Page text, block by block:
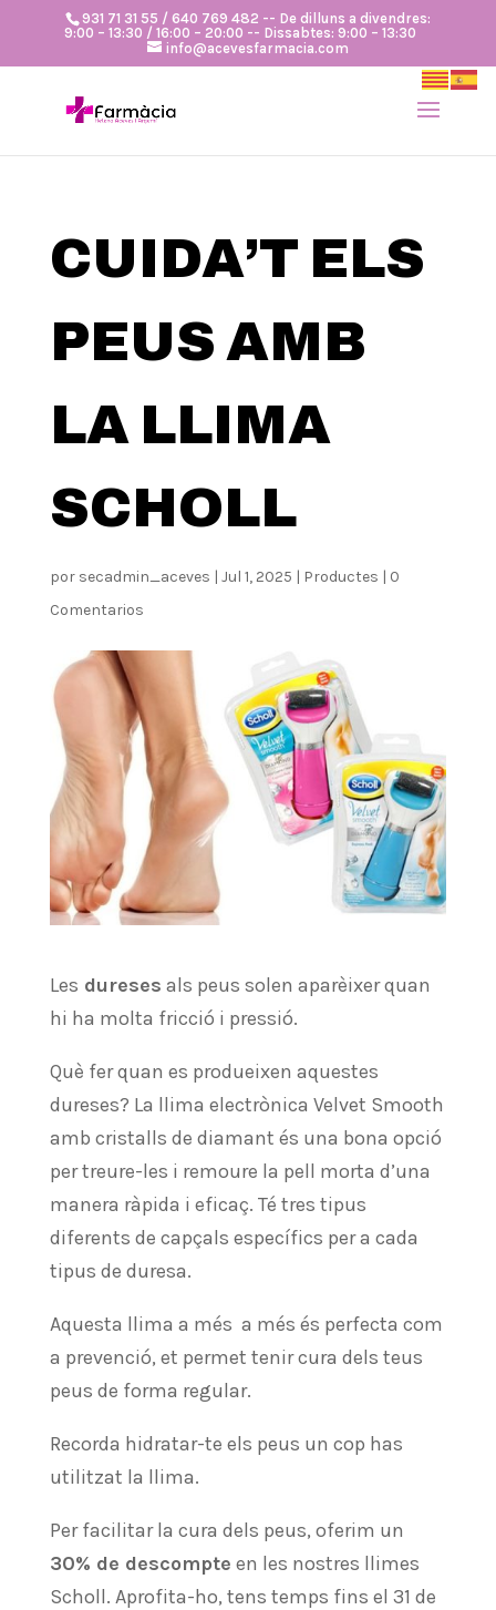
931 71 31 55 / 640 769 482 -- De dilluns a divendres:
9:00 – 13:30 / 16:00 – 20:00 -- Dissabtes: 9:00 – 13:30
info@acevesfarmacia.com
CUIDA’T ELS
PEUS AMB
LA LLIMA
SCHOLL
por secadmin_aceves | Jul 1, 2025 | Productes | 0
Comentarios
Les dureses als peus solen aparèixer quan
hi ha molta fricció i pressió.
Què fer quan es produeixen aquestes
dureses? La llima electrònica Velvet Smooth
amb cristalls de diamant és una bona opció
per treure-les i remoure la pell morta d’una
manera ràpida i eficaç. Té tres tipus
diferents de capçals específics per a cada
tipus de duresa.
Aquesta llima a més a més és perfecta com
a prevenció, et permet tenir cura dels teus
peus de forma regular.
Recorda hidratar-te els peus un cop has
utilitzat la llima.
Per facilitar la cura dels peus, oferim un
30% de descompte en les nostres llimes
Scholl. Aprofita-ho, tens temps fins el 31 de